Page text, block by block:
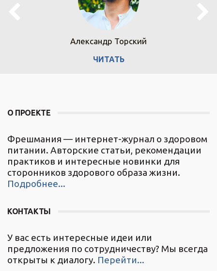
Александр Торский
ЧИТАТЬ
О ПРОЕКТЕ
Фрешмания — интернет-журнал о здоровом
питании. Авторские статьи, рекомендации
практиков и интересные новинки для
сторонников здорового образа жизни.
Подробнее...
КОНТАКТЫ
У вас есть интересные идеи или
предложения по сотрудничеству? Мы всегда
открыты к диалогу. Перейти...